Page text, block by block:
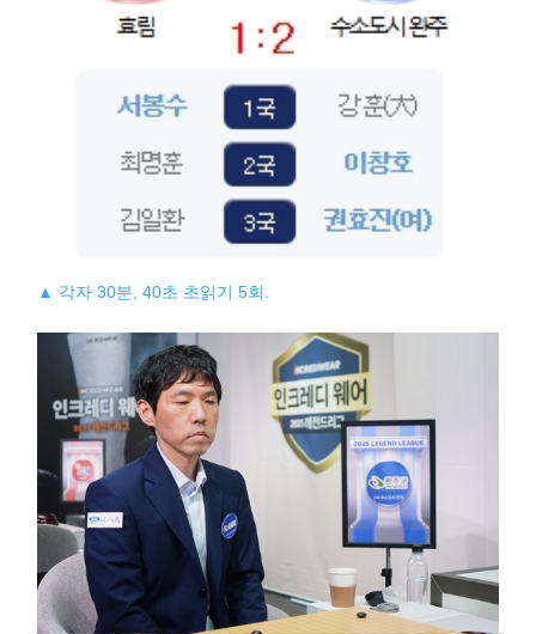
▲ 각자 30분, 40초 초읽기 5회.